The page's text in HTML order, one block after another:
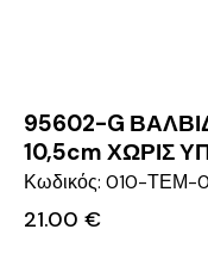
95602-G
10,5cm ΧΩΡΙΣ
Κωδικός: 010-ΤΕΜ-
21.00 €